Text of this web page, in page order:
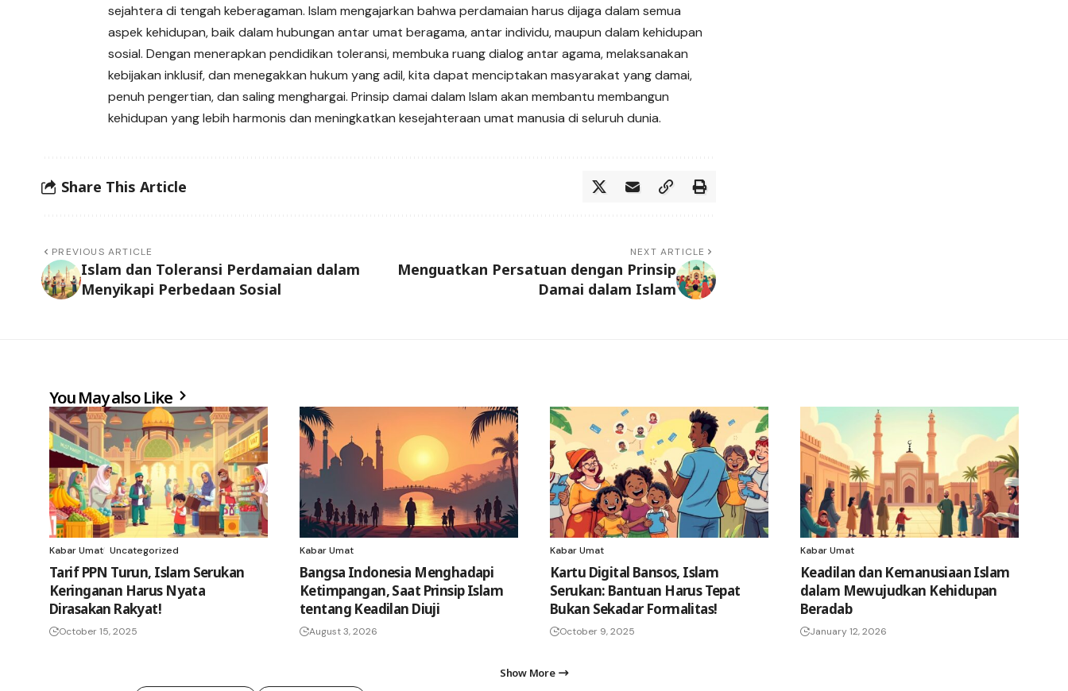
sejahtera di tengah keberagaman. Islam mengajarkan bahwa perdamaian harus dijaga dalam semua
aspek kehidupan, baik dalam hubungan antar umat beragama, antar individu, maupun dalam kehidupan
sosial. Dengan menerapkan pendidikan toleransi, membuka ruang dialog antar agama, melaksanakan
kebijakan inklusif, dan menegakkan hukum yang adil, kita dapat menciptakan masyarakat yang damai,
penuh pengertian, dan saling menghargai. Prinsip damai dalam Islam akan membantu membangun
kehidupan yang lebih harmonis dan meningkatkan kesejahteraan umat manusia di seluruh dunia.
Share This Article
PREVIOUS ARTICLE
Islam dan Toleransi Perdamaian dalam
Menyikapi Perbedaan Sosial
NEXT ARTICLE
Menguatkan Persatuan dengan Prinsip
Damai dalam Islam
You May also Like
Kabar Umat Uncategorized
Tarif PPN Turun, Islam Serukan
Keringanan Harus Nyata
Dirasakan Rakyat!
October 15, 2025
Kabar Umat
Bangsa Indonesia Menghadapi
Ketimpangan, Saat Prinsip Islam
tentang Keadilan Diuji
August 3, 2026
Kabar Umat
Kartu Digital Bansos, Islam
Serukan: Bantuan Harus Tepat
Bukan Sekadar Formalitas!
October 9, 2025
Kabar Umat
Keadilan dan Kemanusiaan Islam
dalam Mewujudkan Kehidupan
Beradab
January 12, 2026
Show More